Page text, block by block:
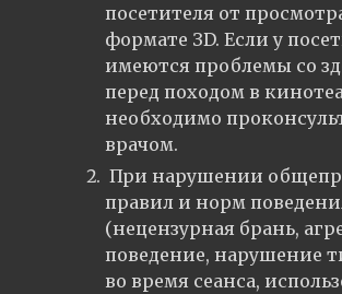
посетителя от
формате ЗD. Если у
имеются проблемы со
перед походом в
необходимо
врачом.
При нарушении
правил и норм
(нецензурная брань,
поведение, нарушение
во время сеанса,